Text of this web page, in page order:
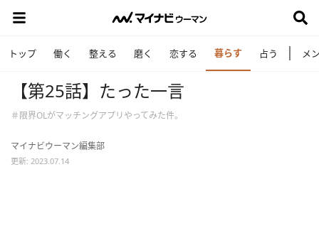
トップ 働く 整える 磨く 恋する 暮らす 占う メ
【第25話】たった一言
＃限界OLがマッチングアプリやってみた件。
マイナビウーマン編集部
更新: 2023.07.14